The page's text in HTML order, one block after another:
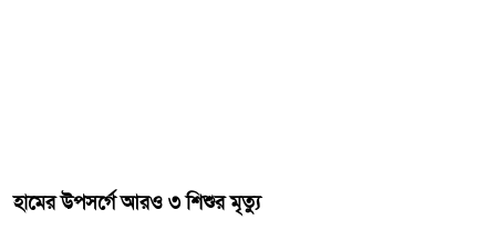
হামের উপসর্গে আরও ৩ শিশুর মৃত্যু